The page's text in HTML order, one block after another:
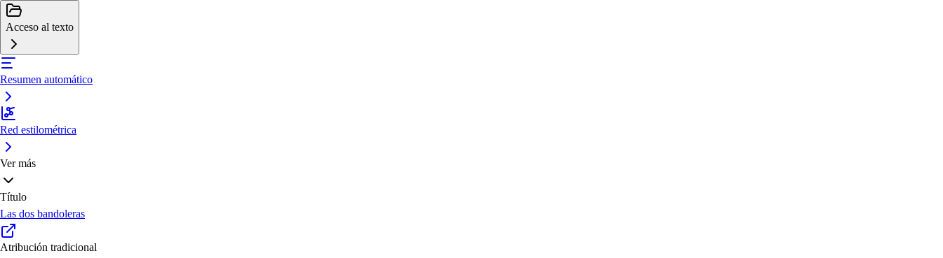
Acceso al texto
Resumen automático
Red estilométrica
Ver más
Título
Las dos bandoleras
Atribución tradicional